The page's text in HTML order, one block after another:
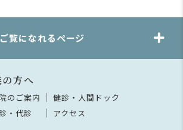
覧になれるページ
方へ
のご案内
健診・人間ドック
・代診 アクセス